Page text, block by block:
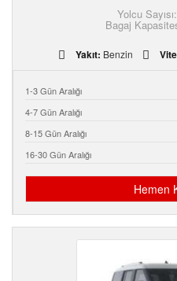
Yolcu Sayısı:
Bagaj
Yakıt: Benzin
1-3 Gün Aralığı
4-7 Gün Aralığı
8-15 Gün Aralığı
16-30 Gün Aralığı
Hemen